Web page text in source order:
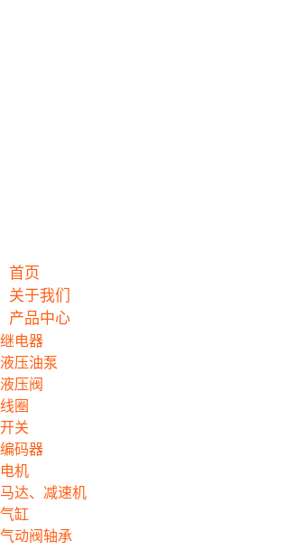
首页
关于我们
产品中心
继电器
液压油泵
液压阀
线圈
开关
编码器
电机
马达、减速机
气缸
气动阀轴承